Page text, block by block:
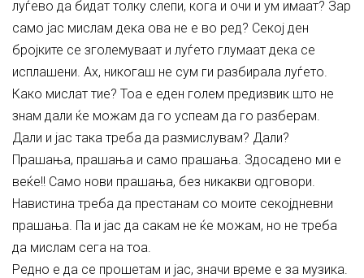
луѓево да бидат толку слепи, кога и очи и ум имаат? Зар
само јас мислам дека ова не е во ред? Секој ден
бројките се зголемуваат и луѓето глумаат дека се
исплашени. Ах, никогаш не сум ги разбирала луѓето.
Како мислат тие? Тоа е еден голем предизвик што не
знам дали ќе можам да го успеам да го разберам.
Дали и јас така треба да размислувам? Дали?
Прашања, прашања и само прашања. Здосадено ми е
веќе!! Само нови прашања, без никакви одговори.
Навистина треба да престанам со моите секојдневни
прашања. Па и јас да сакам не ќе можам, но не треба
да мислам сега на тоа.
Редно е да се прошетам и јас, значи време е за музика.